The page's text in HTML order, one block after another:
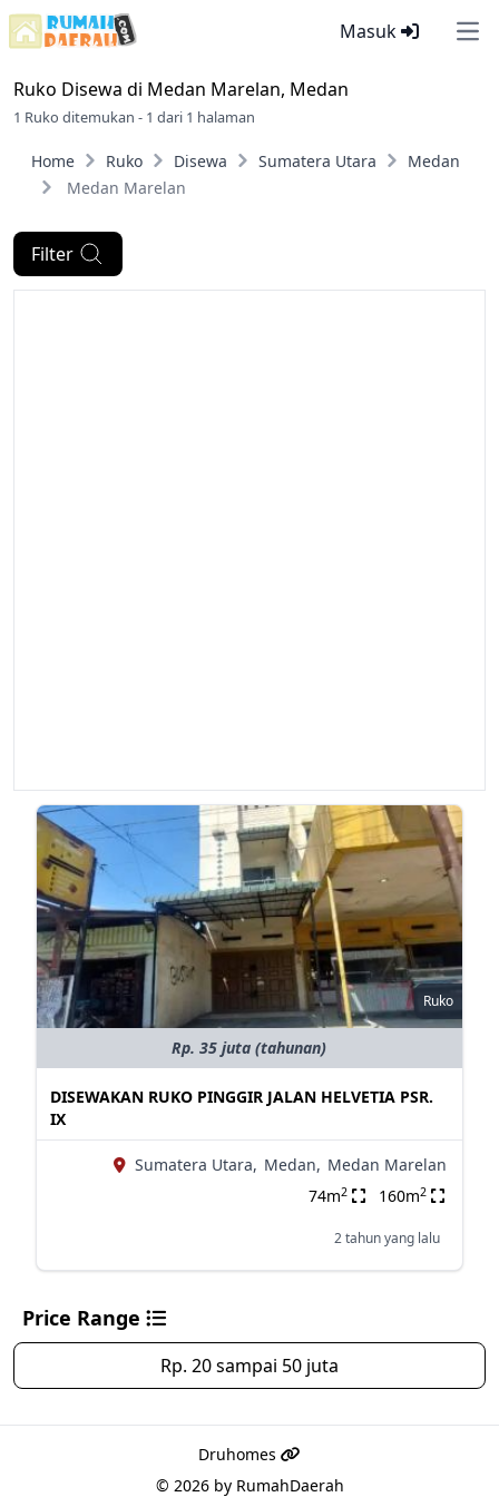
Masuk
Ruko Disewa di Medan Marelan, Medan
1 Ruko ditemukan - 1 dari 1 halaman
Home Ruko Disewa Sumatera Utara
Medan
Medan Marelan
Filter
Ruko
Rp. 35 juta (tahunan)
DISEWAKAN RUKO PINGGIR JALAN HELVETIA PSR.
IX
Sumatera Utara, Medan, Medan Marelan
74m2 160m2
2 tahun yang lalu
Price Range
Rp. 20 sampai 50 juta
Druhomes
© 2026 by RumahDaerah